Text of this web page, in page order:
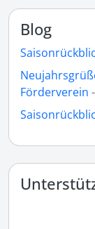
Blog
Förderverein